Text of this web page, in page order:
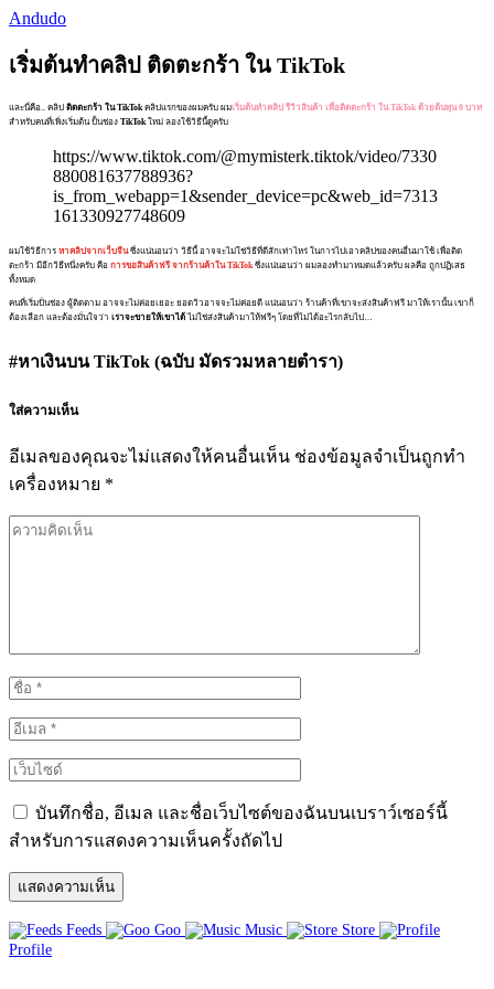
Andudo
เริ่มต้นทำคลิป ติดตะกร้า ใน TikTok
และนี่คือ.. คลิป ติดตะกร้า ใน TikTokคลิปแรกของผมครับ ผมเริ่มต้นทำคลิป รีวิวสินค้า เพื่อติดตะกร้า ใน TikTok ด้วยต้นทุน 0 บาท
สำหรับคนที่เพิ่งเริ่มต้น ปั้นช่อง TikTokใหม่ ลองใช้วิธีนี้ดูครับ
https://www.tiktok.com/@mymisterk.tiktok/video/7330
880081637788936?
is_from_webapp=1&sender_device=pc&web_id=7313
161330927748609
ผมใช้วิธีการ หาคลิปจากเว็บจีนซึ่งแน่นอนว่า วิธีนี้ อาจจะไม่ใช่วิธีที่ดีสักเท่าไหร่ ในการไปเอาคลิปของคนอื่นมาใช้ เพื่อติด
ตะกร้า มีอีกวิธีหนึ่งครับ คือ การขอสินค้าฟรี จากร้านค้าใน TikTokซึ่งแน่นอนว่า ผมลองทำมาหมดแล้วครับ ผลคือ ถูกปฏิเสธ
ทั้งหมด
คนที่เริ่มปั่นช่อง ผู้ติดตาม อาจจะไม่ค่อยเยอะ ยอดวิวอาจจะไม่ค่อยดี แน่นอนว่า ร้านค้าที่เขาจะส่งสินค้าฟรี มาให้เรานั้น เขาก็
ต้องเลือก และต้องมั่นใจว่า เราจะขายให้เขาได้ ไม่ใช่ส่งสินค้ามาให้ฟรีๆ โดยที่ไม่ได้อะไรกลับไป…
#หาเงินบน TikTok (ฉบับ มัดรวมหลายตำรา)
ใส่ความเห็น
อีเมลของคุณจะไม่แสดงให้คนอื่นเห็น ช่องข้อมูลจำเป็นถูกทำ
เครื่องหมาย *
บันทึกชื่อ, อีเมล และชื่อเว็บไซต์ของฉันบนเบราว์เซอร์นี้
สำหรับการแสดงความเห็นครั้งถัดไป
Feeds Goo Music
Store
Profile